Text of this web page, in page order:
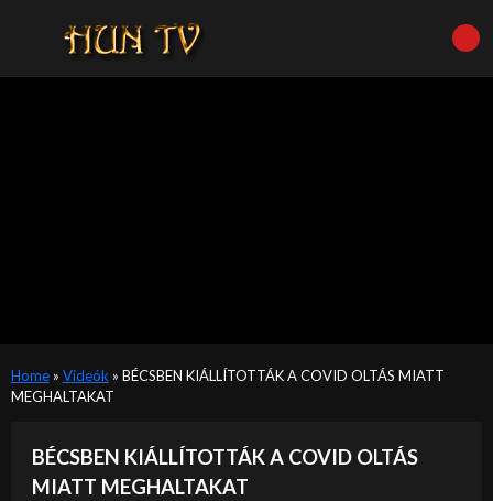
Home» Videók » BÉCSBEN KIÁLLÍTOTTÁK A COVID OLTÁS MIATT
MEGHALTAKAT
BÉCSBEN KIÁLLÍTOTTÁK A COVID OLTÁS
MIATT MEGHALTAKAT